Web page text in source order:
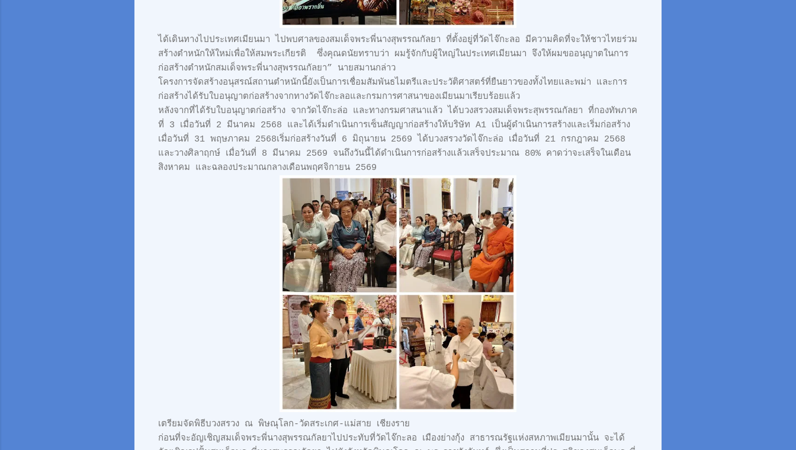
ได้เดินทางไปประเทศเมียนมา ไปพบศาลของสมเด็จพระพี่นางสุพรรณกัลยา ที่ตั้งอยู่ที่วัดไจ๊กะลอ มีความคิดที่จะให้ชาวไทยร่วม
สร้างตำหนักให้ใหม่เพื่อให้สมพระเกียรติ ซึ่งคุณดนัยทราบว่า ผมรู้จักกับผู้ใหญ่ในประเทศเมียนมา จึงให้ผมขออนุญาตในการ
ก่อสร้างตำหนักสมเด็จพระพี่นางสุพรรณกัลยา” นายสมานกล่าว
โครงการจัดสร้างอนุสรณ์สถานตำหนักนี้ยังเป็นการเชื่อมสัมพันธไมตรีและประวัติศาสตร์ที่ยืนยาวของทั้งไทยและพม่า และการ
ก่อสร้างได้รับใบอนุญาตก่อสร้างจากทางวัดไจ๊กะลอและกรมการศาสนาของเมียนมาเรียบร้อยแล้ว
หลังจากที่ได้รับใบอนุญาตก่อสร้าง จากวัดไจ๊กะล่อ และทางกรมศาสนาแล้ว ได้บวงสรวงสมเด็จพระสุพรรณกัลยา ที่กองทัพภาค
ที่ 3 เมื่อวันที่ 2 มีนาคม 2568 และได้เริ่มดำเนินการเซ็นสัญญาก่อสร้างให้บริษัท A1 เป็นผู้ดำเนินการสร้างและเริ่มก่อสร้าง
เมื่อวันที่ 31 พฤษภาคม 2568เริ่มก่อสร้างวันที่ 6 มิถุนายน 2569 ได้บวงสรวงวัดไจ๊กะล่อ เมื่อวันที่ 21 กรกฎาคม 2568
และวางศิลาฤกษ์ เมื่อวันที่ 8 มีนาคม 2569 จนถึงวันนี้ได้ดำเนินการก่อสร้างแล้วเสร็จประมาณ 80% คาดว่าจะเสร็จในเดือน
สิงหาคม และฉลองประมาณกลางเดือนพฤศจิกายน 2569
เตรียมจัดพิธีบวงสรวง ณ พิษณุโลก-วัดสระเกศ-แม่สาย เชียงราย
ก่อนที่จะอัญเชิญสมเด็จพระพี่นางสุพรรณกัลยาไปประทับที่วัดไจ๊กะลอ เมืองย่างกุ้ง สาธารณรัฐแห่งสหภาพเมียนมานั้น จะได้